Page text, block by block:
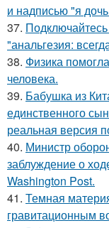
и надписью "я
37.
"анальгезия:
38. Физика
человека.
39. Бабушка из
единственного
реальная версия
40. Министр
заблуждение о
Washington Post.
41. Темная
гравитационным